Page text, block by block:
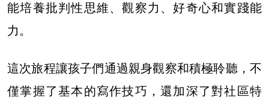
能培養批判性思維、觀察力、好奇心和實踐能
力。
這次旅程讓孩子們通過親身觀察和積極聆聽，不
僅掌握了基本的寫作技巧，還加深了對社區特